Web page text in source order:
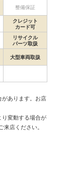
整備保証
クレジット
カード可
リサイクル
パーツ取扱
大型車両取扱
あります。お店
変動する場合が
店ください。